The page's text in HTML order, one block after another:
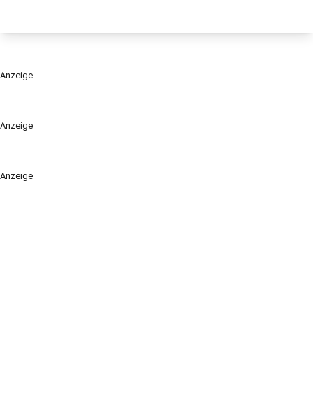
Anzeige
Anzeige
Anzeige